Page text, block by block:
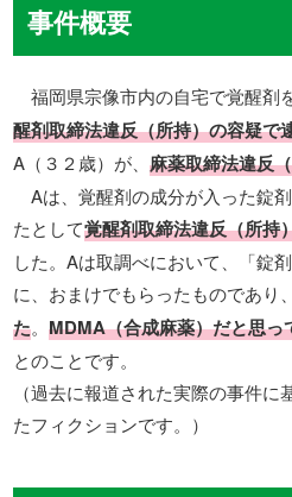
事件概要
福岡県宗像市内の自宅で覚醒剤
醒剤取締法違反（所持）の容疑で
A（３２歳）が、麻薬取締法違反
Aは、覚醒剤の成分が入った錠
たとして覚醒剤取締法違反（所持
した。Aは取調べにおいて、「錠
に、おまけでもらったものであり
た。MDMA（合成麻薬）だと思っ
とのことです。
（過去に報道された実際の事件
たフィクションです。）